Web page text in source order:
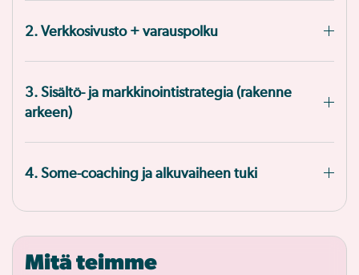
2. Verkkosivusto + varauspolku
3. Sisältö- ja markkinointistrategia (rakenne
arkeen)
4. Some-coaching ja alkuvaiheen tuki
Mitä teimme